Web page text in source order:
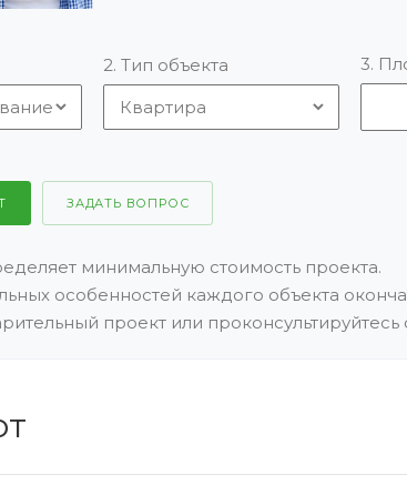
2. Тип объекта 3.
ЗАДАТЬ ВОПРОС
минимальную стоимость проекта.
особенностей каждого объекта
проект или проконсультируйтесь